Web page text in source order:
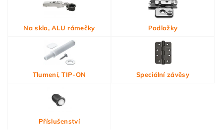
Na sklo, ALU rámečky Podložky
Tlumení, TIP-ON Speciální závěsy
Příslušenství